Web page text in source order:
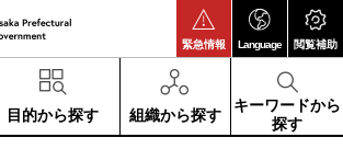
緊急情報 Language 閲覧補助
目的から探す 組織から探す
キーワードから
探す